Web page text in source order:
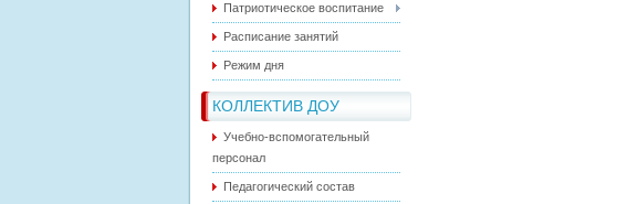
Патриотическое воспитание
Расписание занятий
Режим дня
КОЛЛЕКТИВ ДОУ
Учебно-вспомогательный
персонал
Педагогический состав